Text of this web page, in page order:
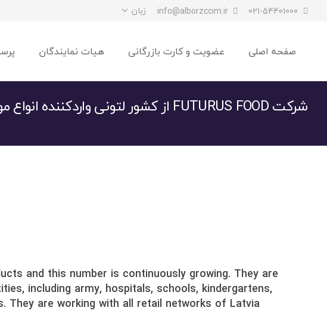
021-54401000
info@alborzccim.ir زبان
صفحه اصلی عضویت و کارت بازرگانی هیات نمایندگان
شرکت FUTURUS FOOD از کشور لتونی واردکننده انواع مواد غذائی
and this number is continuously growing. They are
including army, hospitals, schools, kindergartens,
They are working with all retail networks of Latvia